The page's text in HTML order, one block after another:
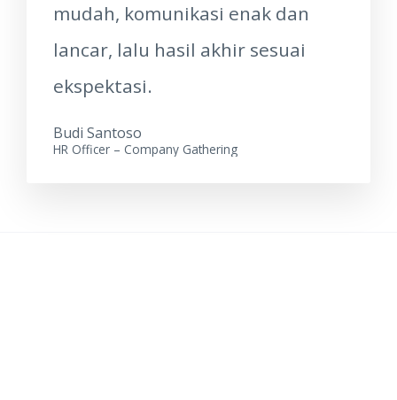
mudah, komunikasi enak dan
lancar, lalu hasil akhir sesuai
ekspektasi.
Budi Santoso
HR Officer – Company Gathering